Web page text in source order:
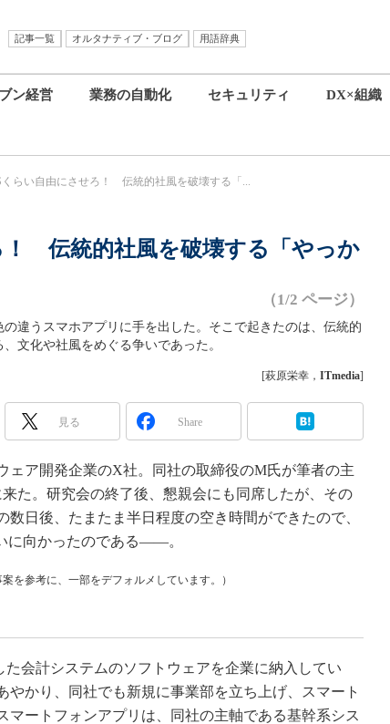
記事一覧 オルタナティブ・ブログ
用語辞典
ン経営 業務の自動化 セキュリティ DX×組織
くらい自由にさせろ！ 伝統的社風を破壊する「...
！ 伝統的社風を破壊する「やっか
（1/2 ページ）
違うスマホアプリに手を出した。そこで起きたのは、伝統的
文化や社風をめぐる争いであった。
[萩原栄幸， ITmedia]
見る Share
ア開発企業のX社。同社の取締役のM氏が筆者の主
た。研究会の終了後、懇親会にも同席したが、その
日後、たまたま半日程度の空き時間ができたので、
に向かったのである――。
を参考に、一部をデフォルメしています。）
会計システムのソフトウェアを企業に納入してい
やかり、同社でも新規に事業部を立ち上げ、スマート
マートフォンアプリは、同社の主軸である基幹系シス